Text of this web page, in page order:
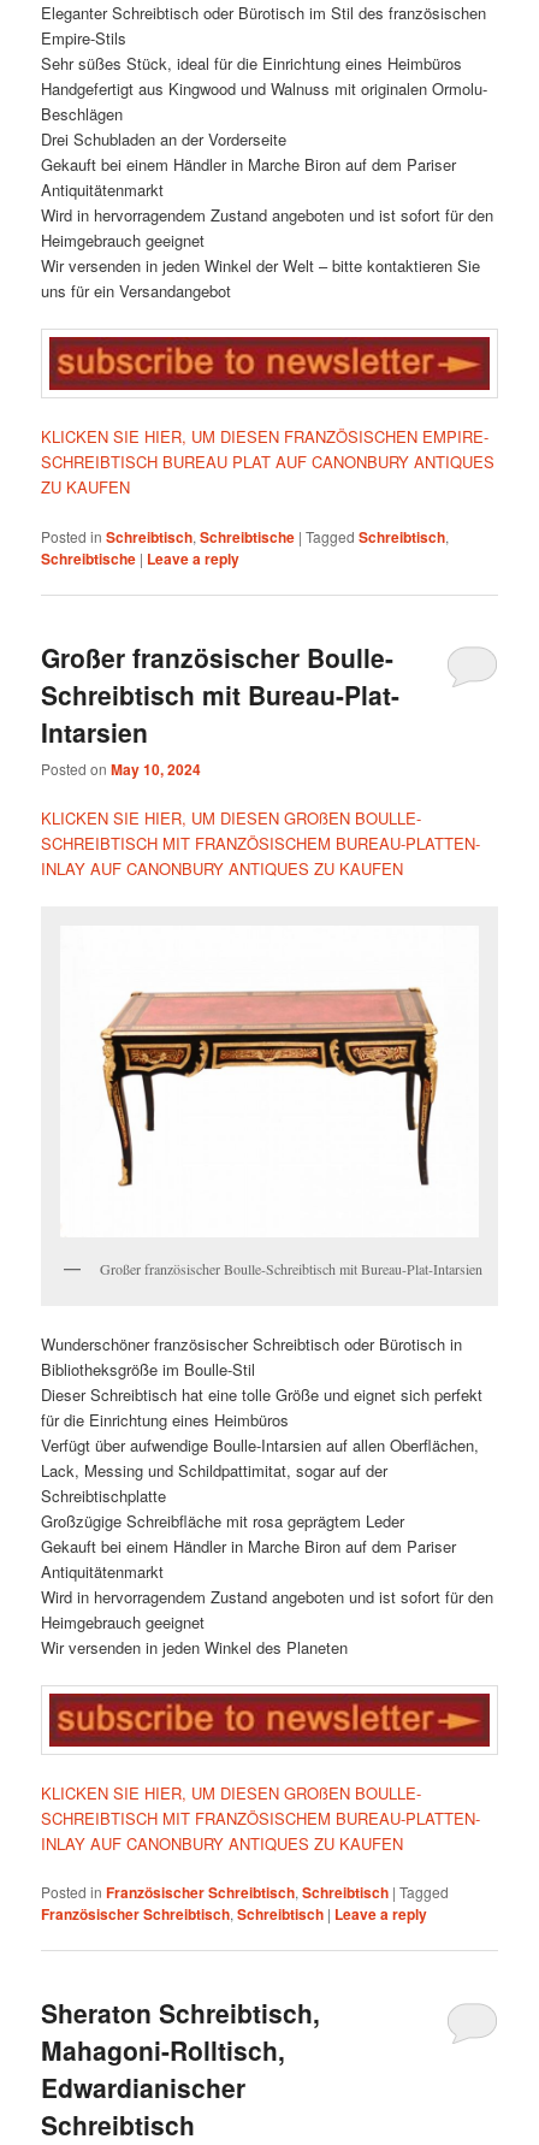
Eleganter Schreibtisch oder Bürotisch im Stil des französischen
Empire-Stils
Sehr süßes Stück, ideal für die Einrichtung eines Heimbüros
Handgefertigt aus Kingwood und Walnuss mit originalen Ormolu-
Beschlägen
Drei Schubladen an der Vorderseite
Gekauft bei einem Händler in Marche Biron auf dem Pariser
Antiquitätenmarkt
Wird in hervorragendem Zustand angeboten und ist sofort für den
Heimgebrauch geeignet
Wir versenden in jeden Winkel der Welt – bitte kontaktieren Sie
uns für ein Versandangebot
KLICKEN SIE HIER, UM DIESEN FRANZÖSISCHEN EMPIRE-
SCHREIBTISCH BUREAU PLAT AUF CANONBURY ANTIQUES
ZU KAUFEN
Posted in Schreibtisch,Schreibtische |Tagged Schreibtisch,
Schreibtische | Leave a reply
Großer französischer Boulle-
Schreibtisch mit Bureau-Plat-
Intarsien
Posted onMay 10, 2024
KLICKEN SIE HIER, UM DIESEN GROßEN BOULLE-
SCHREIBTISCH MIT FRANZÖSISCHEM BUREAU-PLATTEN-
INLAY AUF CANONBURY ANTIQUES ZU KAUFEN
Großer französischer Boulle-Schreibtisch mit Bureau-Plat-Intarsien
Wunderschöner französischer Schreibtisch oder Bürotisch in
Bibliotheksgröße im Boulle-Stil
Dieser Schreibtisch hat eine tolle Größe und eignet sich perfekt
für die Einrichtung eines Heimbüros
Verfügt über aufwendige Boulle-Intarsien auf allen Oberflächen,
Lack, Messing und Schildpattimitat, sogar auf der
Schreibtischplatte
Großzügige Schreibfläche mit rosa geprägtem Leder
Gekauft bei einem Händler in Marche Biron auf dem Pariser
Antiquitätenmarkt
Wird in hervorragendem Zustand angeboten und ist sofort für den
Heimgebrauch geeignet
Wir versenden in jeden Winkel des Planeten
KLICKEN SIE HIER, UM DIESEN GROßEN BOULLE-
SCHREIBTISCH MIT FRANZÖSISCHEM BUREAU-PLATTEN-
INLAY AUF CANONBURY ANTIQUES ZU KAUFEN
Posted in Französischer Schreibtisch,Schreibtisch |Tagged
Französischer Schreibtisch,Schreibtisch | Leave a reply
Sheraton Schreibtisch,
Mahagoni-Rolltisch,
Edwardianischer
Schreibtisch